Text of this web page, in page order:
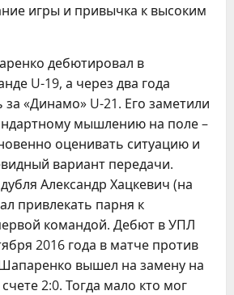
игры и привычка к высоким
дебютировал в
U-19, а через два года
за «Динамо» U-21. Его заметили
мышлению на поле –
оценивать ситуацию и
вариант передачи.
Александр Хацкевич (на
привлекать парня к
командой. Дебют в УПЛ
2016 года в матче против
вышел на замену на
2:0. Тогда мало кто мог